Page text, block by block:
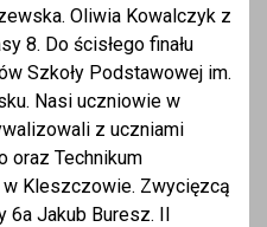
Oliwia Kowalczyk z
8. Do ścisłego finału
Szkoły Podstawowej im.
Nasi uczniowie w
z uczniami
oraz Technikum
Kleszczowie. Zwycięzcą
6a Jakub Buresz. II